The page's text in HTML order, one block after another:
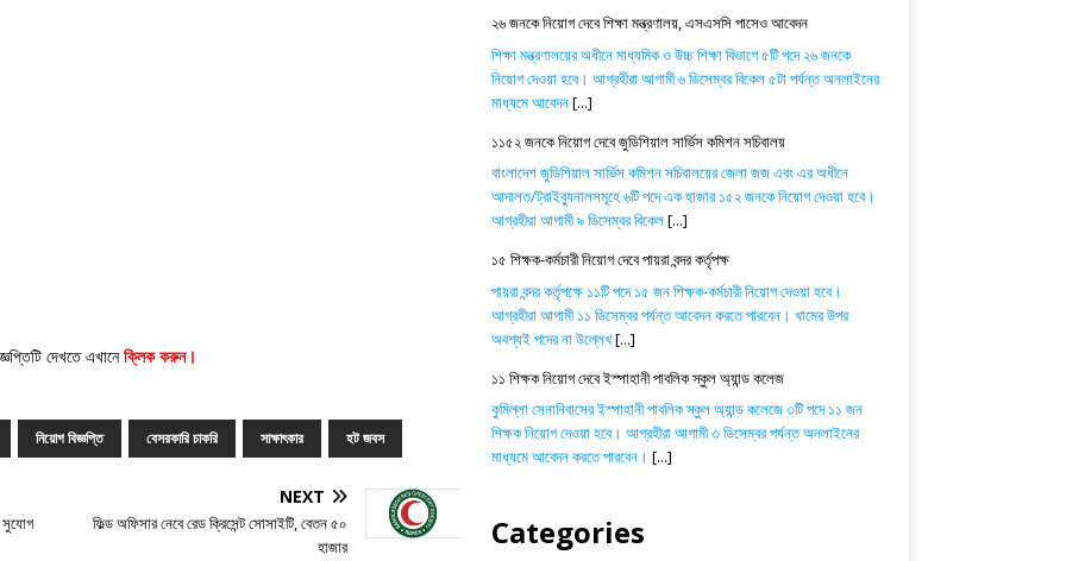
দেখতে এখানেক্লিক করুন।
নিয়োগ বিজ্ঞপ্তি বেসরকারি চাকরি সাক্ষাৎকার হট জবস
সুযোগ
NEXT
ফিল্ড অফিসার নেবে রেড ক্রিসেন্ট সোসাইটি, বেতন ৫০
হাজার
২৬ জনকে নিয়োগ দেবে শিক্ষা মন্ত্রণালয়, এসএসসি পাসেও আবেদন
শিক্ষা মন্ত্রণালয়ের অধীনে মাধ্যমিক ও উচ্চ শিক্ষা বিভাগে ৫টি পদে ২৬ জনকে
নিয়োগ দেওয়া হবে। আগ্রহীরা আগামী ৬ ডিসেম্বর বিকেল ৫টা পর্যন্ত অনলাইনের
মাধ্যমে আবেদন[...]
১১৫২ জনকে নিয়োগ দেবে জুডিশিয়াল সার্ভিস কমিশন সচিবালয়
বাংলাদেশ জুডিশিয়াল সার্ভিস কমিশন সচিবালয়ের জেলা জজ এবং এর অধীনে
আদালত/ট্রাইব্যুনালসমূহে ৬টি পদে এক হাজার ১৫২ জনকে নিয়োগ দেওয়া হবে।
আগ্রহীরা আগামী ৯ ডিসেম্বর বিকেল[...]
১৫ শিক্ষক-কর্মচারী নিয়োগ দেবে পায়রা বন্দর কর্তৃপক্ষ
পায়রা বন্দর কর্তৃপক্ষে ১১টি পদে ১৫ জন শিক্ষক-কর্মচারী নিয়োগ দেওয়া হবে।
আগ্রহীরা আগামী ১১ ডিসেম্বর পর্যন্ত আবেদন করতে পারবেন। খামের উপর
অবশ্যই পদের না উল্লেখ[...]
১১ শিক্ষক নিয়োগ দেবে ইস্পাহানী পাবলিক স্কুল অ্যান্ড কলেজ
কুমিল্লা সেনানিবাসের ইস্পাহানী পাবলিক স্কুল অ্যান্ড কলেজে ৩টি পদে ১১ জন
শিক্ষক নিয়োগ দেওয়া হবে। আগ্রহীরা আগামী ৩ ডিসেম্বর পর্যন্ত অনলাইনের
মাধ্যমে আবেদন করতে পারবেন। [...]
Categories